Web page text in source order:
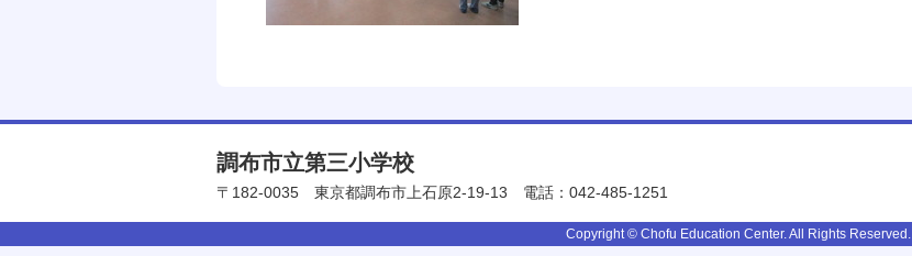
調布市立第三小学校
〒182-0035 東京都調布市上石原2-19-13 電話：042-485-1251
Copyright © Chofu Education Center. All Rights Reserved.